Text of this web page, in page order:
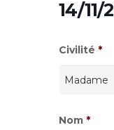
14/11/
Civilité *
Nom *